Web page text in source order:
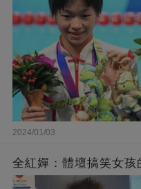
2024/01/03
全紅嬋：體壇搞笑女